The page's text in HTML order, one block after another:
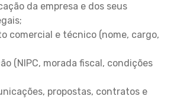
da empresa e dos seus
comercial e técnico (nome, cargo,
(NIPC, morada fiscal, condições
propostas, contratos e